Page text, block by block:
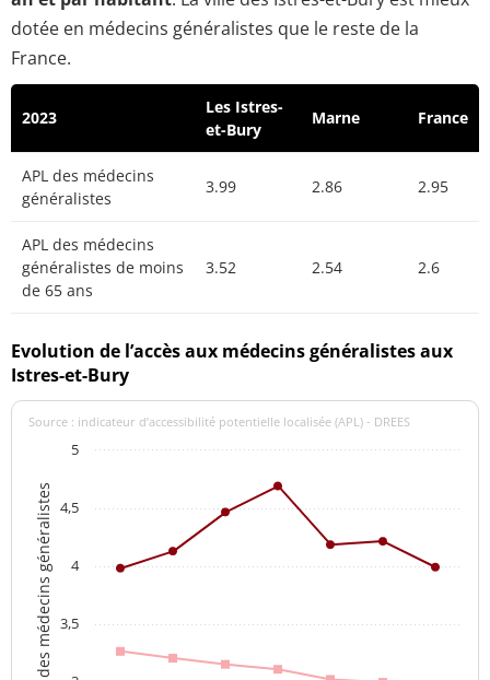
dotée en médecins généralistes que le reste de la
France.
2023
Les Istres-
et-Bury
Marne France
APL des médecins
généralistes
3.99 2.86 2.95
APL des médecins
généralistes de moins
de 65 ans
3.52 2.54 2.6
Evolution de l’accès aux médecins généralistes aux
Istres-et-Bury
APL des médecins généralistes
Source : indicateur d’accessibilité potentielle localisée (APL) - DREES
3,5
4
4,5
5